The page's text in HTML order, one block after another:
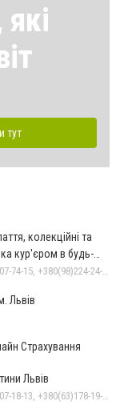
тут
колекційні та
кур'єром в будь-
Львів
Страхування
Львів